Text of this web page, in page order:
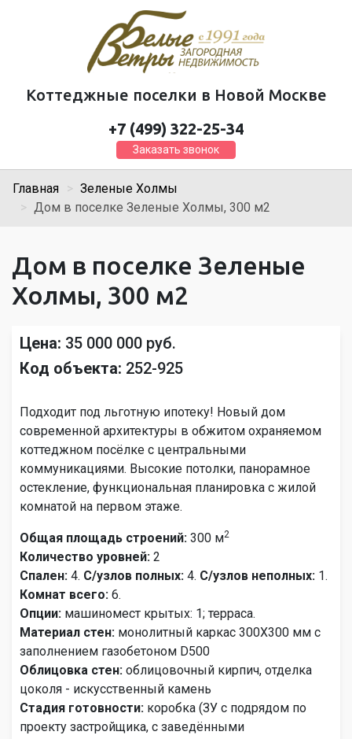
Коттеджные поселки в Новой Москве
+7 (499) 322-25-34
Заказать звонок
Главная
Зеленые Холмы
Дом в поселке Зеленые Холмы, 300 м2
Дом в поселке Зеленые
Холмы, 300 м2
Цена: 35 000 000 руб.
Код объекта: 252-925
Подходит под льготную ипотеку! Новый дом
современной архитектуры в обжитом охраняемом
коттеджном посёлке с центральными
коммуникациями. Высокие потолки, панорамное
остекление, функциональная планировка с жилой
комнатой на первом этаже.
Общая площадь строений: 300 м2
Количество уровней: 2
Спален: 4. С/узлов полных: 4. С/узлов неполных: 1.
Комнат всего: 6.
Опции: машиномест крытых: 1; терраса.
Материал стен: монолитный каркас 300Х300 мм с
заполнением газобетоном D500
Облицовка стен: облицовочный кирпич, отделка
цоколя - искусственный камень
Стадия готовности: коробка (ЗУ с подрядом по
проекту застройщика, с заведёнными